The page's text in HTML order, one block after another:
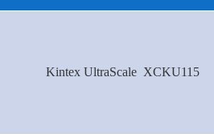
Kintex UltraScale XCKU115